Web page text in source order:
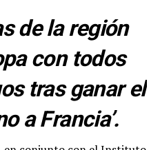
de la región
con todos
tras ganar el
a Francia’.